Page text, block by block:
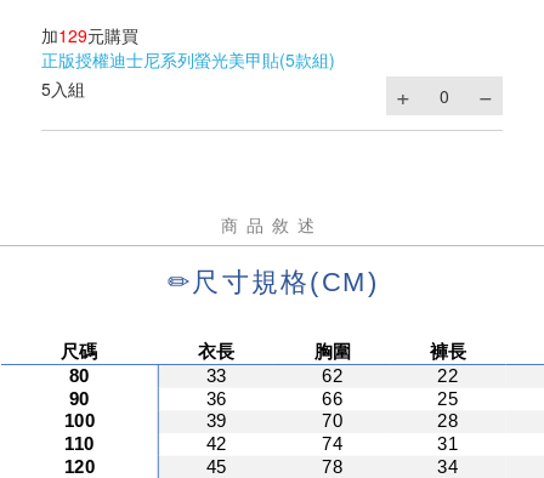
加129元購買
正版授權迪士尼系列螢光美甲貼(5款組)
5入組
商品敘述